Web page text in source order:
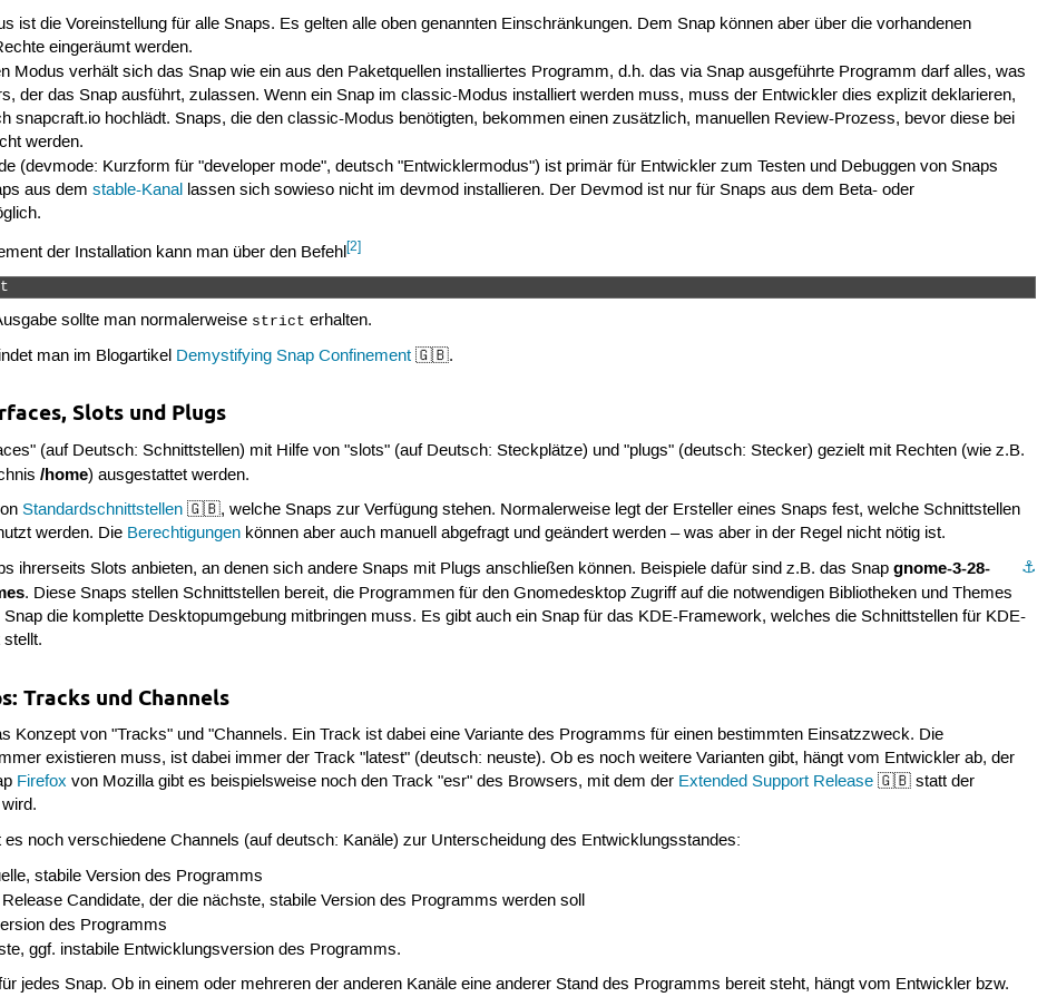
ist die Voreinstellung für alle Snaps. Es gelten alle oben genannten Einschränkungen. Dem Snap können aber über die vorhandenen
eingeräumt werden.
Modus verhält sich das Snap wie ein aus den Paketquellen installiertes Programm, d.h. das via Snap ausgeführte Programm darf alles, was
der das Snap ausführt, zulassen. Wenn ein Snap im classic-Modus installiert werden muss, muss der Entwickler dies explizit deklarieren,
snapcraft.io hochlädt. Snaps, die den classic-Modus benötigten, bekommen einen zusätzlich, manuellen Review-Prozess, bevor diese bei
werden.
(devmode: Kurzform für "developer mode", deutsch "Entwicklermodus") ist primär für Entwickler zum Testen und Debuggen von Snaps
aus dem stable-Kanal lassen sich sowieso nicht im devmod installieren. Der Devmod ist nur für Snaps aus dem Beta- oder
der Installation kann man über den Befehl[2]
sollte man normalerweise strict erhalten.
man im Blogartikel Demystifying Snap Confinement 🇬🇧.
Slots und Plugs
(auf Deutsch: Schnittstellen) mit Hilfe von "slots" (auf Deutsch: Steckplätze) und "plugs" (deutsch: Stecker) gezielt mit Rechten (wie z.B.
/home) ausgestattet werden.
Standardschnittstellen 🇬🇧, welche Snaps zur Verfügung stehen. Normalerweise legt der Ersteller eines Snaps fest, welche Schnittstellen
werden. Die Berechtigungen können aber auch manuell abgefragt und geändert werden – was aber in der Regel nicht nötig ist.
⚓︎
ihrerseits Slots anbieten, an denen sich andere Snaps mit Plugs anschließen können. Beispiele dafür sind z.B. das Snapgnome-3-28-
. Diese Snaps stellen Schnittstellen bereit, die Programmen für den Gnomedesktop Zugriff auf die notwendigen Bibliotheken und Themes
die komplette Desktopumgebung mitbringen muss. Es gibt auch ein Snap für das KDE-Framework, welches die Schnittstellen für KDE-
Tracks und Channels
Konzept von "Tracks" und "Channels. Ein Track ist dabei eine Variante des Programms für einen bestimmten Einsatzzweck. Die
existieren muss, ist dabei immer der Track "latest" (deutsch: neuste). Ob es noch weitere Varianten gibt, hängt vom Entwickler ab, der
Firefox von Mozilla gibt es beispielsweise noch den Track "esr" des Browsers, mit dem der Extended Support Release 🇬🇧 statt der
es noch verschiedene Channels (auf deutsch: Kanäle) zur Unterscheidung des Entwicklungsstandes:
stabile Version des Programms
Candidate, der die nächste, stabile Version des Programms werden soll
des Programms
ggf. instabile Entwicklungsversion des Programms.
jedes Snap. Ob in einem oder mehreren der anderen Kanäle eine anderer Stand des Programms bereit steht, hängt vom Entwickler bzw.